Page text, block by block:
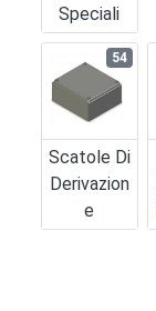
Speciali
Scatole Di
Derivazion
E
54